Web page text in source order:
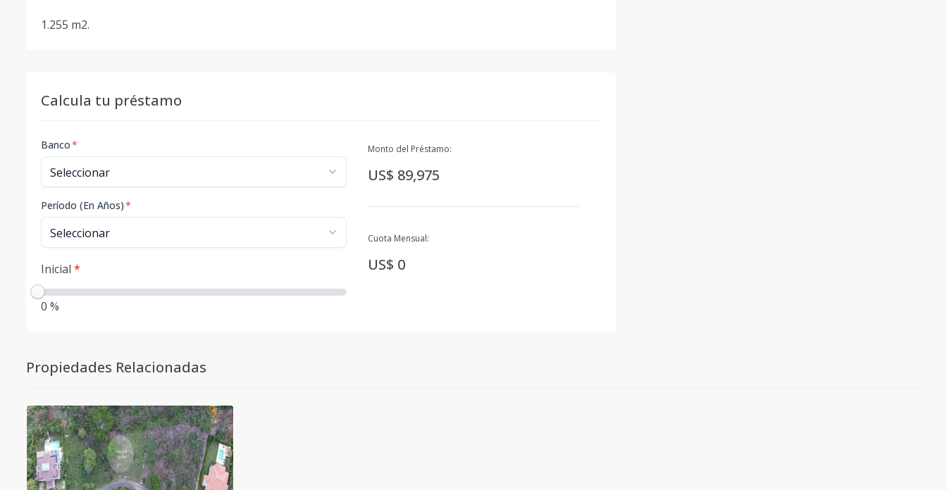
1.255 m2.
Calcula tu préstamo
Banco*
Período (En Años)*
Inicial *
0 %
Monto del Préstamo:
US$ 89,975
Cuota Mensual:
US$ 0
Propiedades Relacionadas